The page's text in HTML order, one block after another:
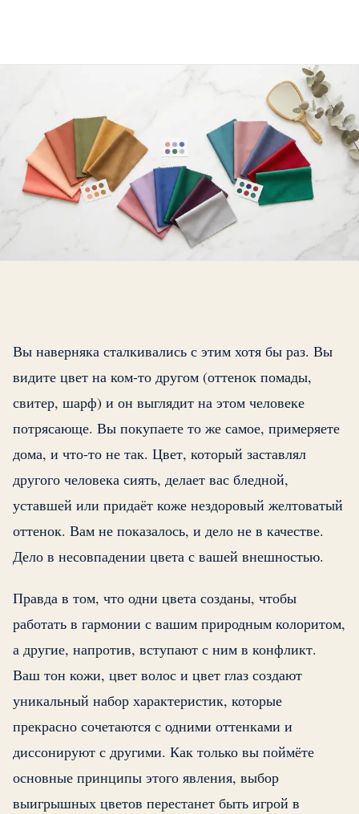
Вы наверняка сталкивались с этим хотя бы раз. Вы
видите цвет на ком-то другом (оттенок помады,
свитер, шарф) и он выглядит на этом человеке
потрясающе. Вы покупаете то же самое, примеряете
дома, и что-то не так. Цвет, который заставлял
другого человека сиять, делает вас бледной,
уставшей или придаёт коже нездоровый желтоватый
оттенок. Вам не показалось, и дело не в качестве.
Дело в несовпадении цвета с вашей внешностью.
Правда в том, что одни цвета созданы, чтобы
работать в гармонии с вашим природным колоритом,
а другие, напротив, вступают с ним в конфликт.
Ваш тон кожи, цвет волос и цвет глаз создают
уникальный набор характеристик, которые
прекрасно сочетаются с одними оттенками и
диссонируют с другими. Как только вы поймёте
основные принципы этого явления, выбор
выигрышных цветов перестанет быть игрой в